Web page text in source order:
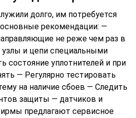
долго, им потребуется
рекомендации: —
не реже чем раз в
и цепи специальными
состояние уплотнителей и при
— Регулярно тестировать
на наличие сбоев — Следить
защиты — датчиков и
предлагают сервисное